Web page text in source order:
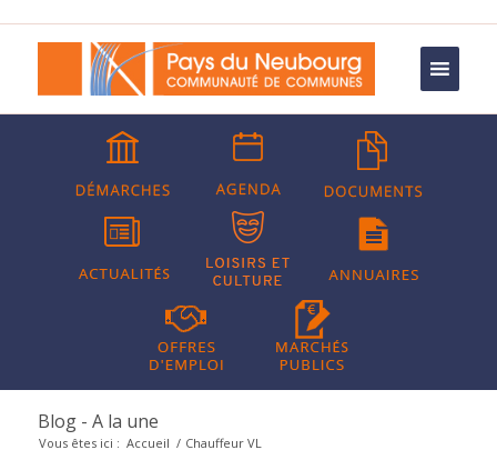
Blog - A la une
Vous êtes ici : Accueil / Chauffeur VL